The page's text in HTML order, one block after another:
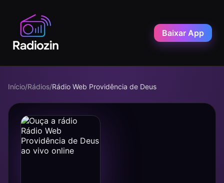
Baixar App
Início/Rádios/Rádio Web Providência de Deus